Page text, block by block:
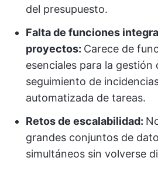
del presupuesto.
Falta de funciones
proyectos: Carece de
esenciales para la gestión
seguimiento de
automatizada de tareas.
Retos de escalabilidad:
grandes conjuntos de
simultáneos sin volverse